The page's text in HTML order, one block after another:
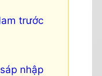
trước
nhập